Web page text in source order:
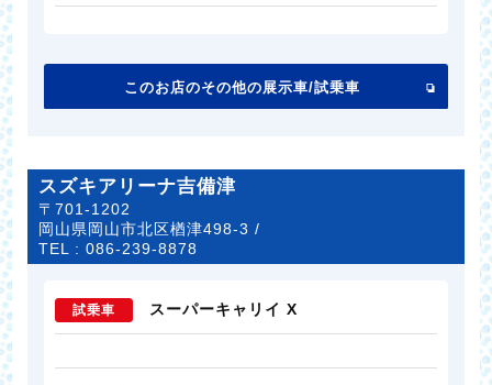
このお店のその他の展示車/試乗車
スズキアリーナ吉備津
〒701-1202
岡山県岡山市北区楢津498-3 /
TEL :086-239-8878
試乗車 スーパーキャリイ X